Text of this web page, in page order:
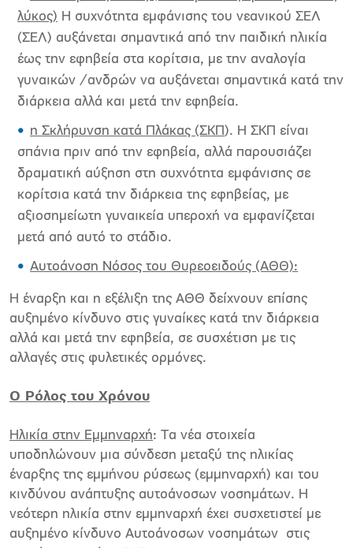
λύκος) Η συχνότητα εμφάνισης του νεανικού ΣΕΛ
(ΣΕΛ) αυξάνεται σημαντικά από την παιδική ηλικία
έως την εφηβεία στα κορίτσια, με την αναλογία
γυναικών /ανδρών να αυξάνεται σημαντικά κατά την
διάρκεια αλλά και μετά την εφηβεία.
η Σκλήρυνση κατά Πλάκας (ΣΚΠ). Η ΣΚΠ είναι
σπάνια πριν από την εφηβεία, αλλά παρουσιάζει
δραματική αύξηση στη συχνότητα εμφάνισης σε
κορίτσια κατά την διάρκεια της εφηβείας, με
αξιοσημείωτη γυναικεία υπεροχή να εμφανίζεται
μετά από αυτό το στάδιο.
Αυτοάνοση Νόσος του Θυρεοειδούς (ΑΘΘ):
Η έναρξη και η εξέλιξη της ΑΘΘ δείχνουν επίσης
αυξημένο κίνδυνο στις γυναίκες κατά την διάρκεια
αλλά και μετά την εφηβεία, σε συσχέτιση με τις
αλλαγές στις φυλετικές ορμόνες.
Ο Ρόλος του Χρόνου
Ηλικία στην Εμμηναρχή: Τα νέα στοιχεία
υποδηλώνουν μια σύνδεση μεταξύ της ηλικίας
έναρξης της εμμήνου ρύσεως (εμμηναρχή) και του
κινδύνου ανάπτυξης αυτοάνοσων νοσημάτων. Η
νεότερη ηλικία στην εμμηναρχή έχει συσχετιστεί με
αυξημένο κίνδυνο Αυτοάνοσων νοσημάτων στις